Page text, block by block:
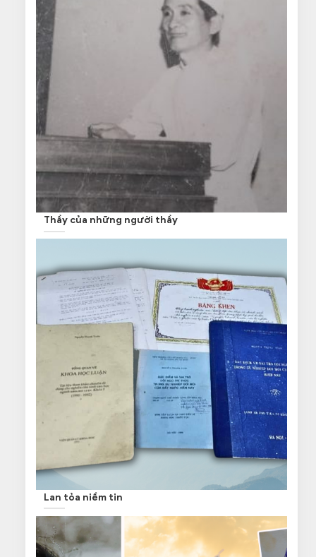
Thầy của những người thầy
Lan tỏa niềm tin